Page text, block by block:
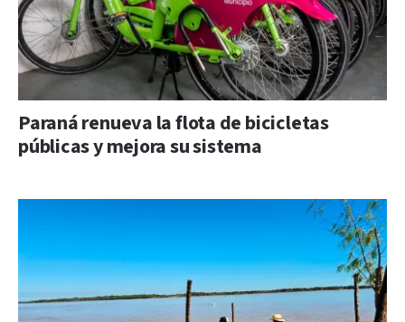
Paraná renueva la flota de bicicletas
públicas y mejora su sistema